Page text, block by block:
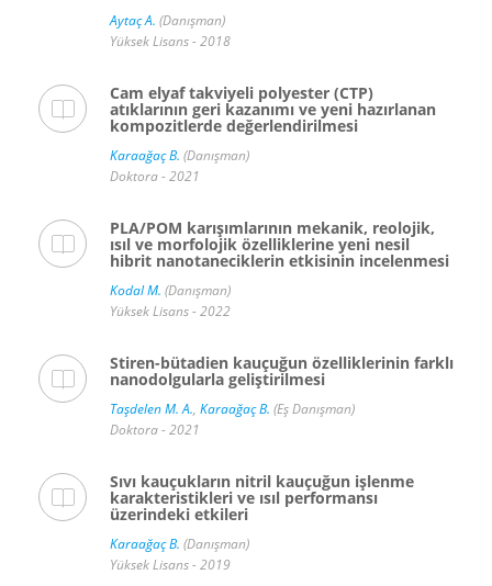
Aytaç A. (Danışman)
Yüksek Lisans - 2018
Cam elyaf takviyeli polyester (CTP)
atıklarının geri kazanımı ve yeni hazırlanan
kompozitlerde değerlendirilmesi
Karaağaç B. (Danışman)
Doktora - 2021
PLA/POM karışımlarının mekanik, reolojik,
ısıl ve morfolojik özelliklerine yeni nesil
hibrit nanotaneciklerin etkisinin incelenmesi
Kodal M. (Danışman)
Yüksek Lisans - 2022
Stiren-bütadien kauçuğun özelliklerinin farklı
nanodolgularla geliştirilmesi
Taşdelen M. A., Karaağaç B. (Eş Danışman)
Doktora - 2021
Sıvı kauçukların nitril kauçuğun işlenme
karakteristikleri ve ısıl performansı
üzerindeki etkileri
Karaağaç B. (Danışman)
Yüksek Lisans - 2019